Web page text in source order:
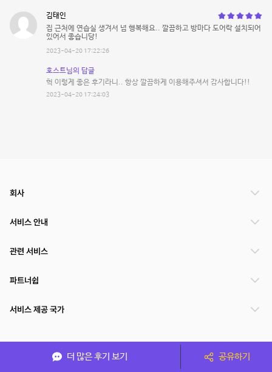
김태인
집 근처에 연습실 생겨서 넘 행복해요.. 깔끔하고 방마다 도어락 설치되어
있어서 좋습니당!
2023-04-20 17:22:26
호스트님의 답글
헉 이렇게 좋은 후기라니.. 항상 깔끔하게 이용해주셔서 감사합니다!!
2023-04-20 17:24:03
더 많은 후기 보기 공유하기
회사
서비스 안내
관련 서비스
파트너쉽
서비스 제공 국가
(주)NSPACE 사업자정보